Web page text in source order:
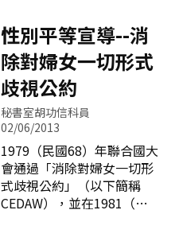
核合格或改善完竣證明文
件。7.佐證證件為影本者，
均需加註「影本與正本相
符，如有不實，願負法律責
任」，並由負責人蓋章。
此，處理時需秉持「寧可信
其有，謹慎小心處理」的態
度，並以師生安全為最優先
考量。 一、針對「校園遭受
恐嚇威脅」問題，歹徒挑選
學校下手，是利用校方基於
保護學生，一定會妥協付款
之心理，呼籲學校一定要與
警方配合莫讓歹徒得逞。
二、為避免學校、家長及社
會大眾勿過度緊張及造成仿
性別平等宣導--消
除對婦女一切形式
歧視公約
秘書室胡功信科員
02/06/2013
1979（民國68）年聯合國大
會通過「消除對婦女一切形
式歧視公約」（以下簡稱
CEDAW），並在1981（民